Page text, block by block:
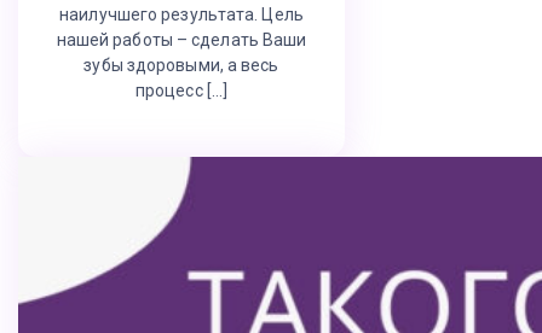
наилучшего результата. Цель
нашей работы – сделать Ваши
зубы здоровыми, а весь
процесс […]